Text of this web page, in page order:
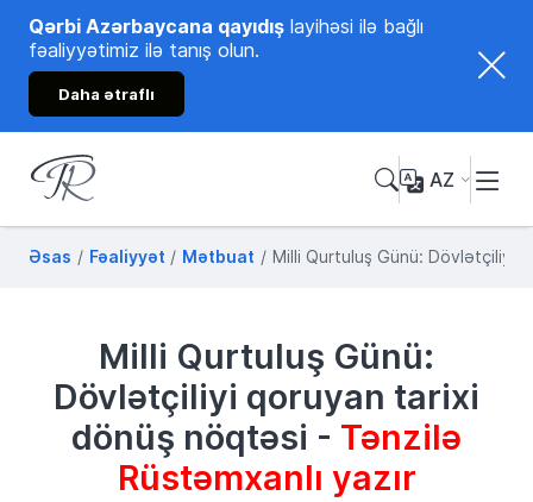
Qərbi Azərbaycana qayıdış layihəsi ilə bağlı
fəaliyyətimiz ilə tanış olun.
Daha ətraflı
Tənzilə Rüstəmxanlı
AZ
Əsas Fəaliyyət Mətbuat Milli Qurtuluş Günü: Dövlətçiliyi
Milli Qurtuluş Günü:
Dövlətçiliyi qoruyan tarixi
dönüş nöqtəsi - Tənzilə
Rüstəmxanlı yazır